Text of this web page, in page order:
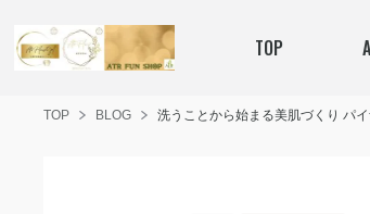
TOP
TOP BLOG 洗うことから始まる美肌づくり パ